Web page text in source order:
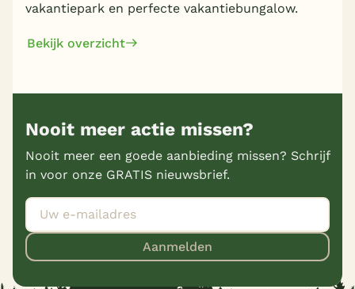
vakantiepark en perfecte vakantiebungalow.
Bekijk overzicht
Nooit meer actie missen?
Nooit meer een goede aanbieding missen? Schrijf
in voor onze GRATIS nieuwsbrief.
Aanmelden